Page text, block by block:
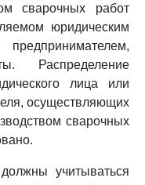
сварочных работ
юридическим
Распределение
лица или
осуществляющих
сварочных
учитываться